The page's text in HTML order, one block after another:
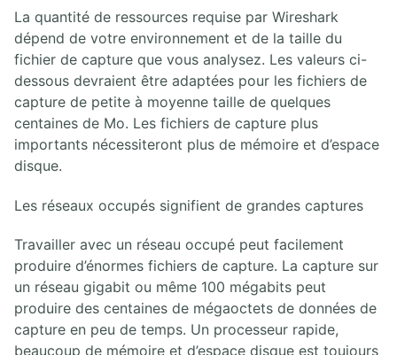
La quantité de ressources requise par Wireshark
dépend de votre environnement et de la taille du
fichier de capture que vous analysez. Les valeurs ci-
dessous devraient être adaptées pour les fichiers de
capture de petite à moyenne taille de quelques
centaines de Mo. Les fichiers de capture plus
importants nécessiteront plus de mémoire et d’espace
disque.
Les réseaux occupés signifient de grandes captures
Travailler avec un réseau occupé peut facilement
produire d’énormes fichiers de capture. La capture sur
un réseau gigabit ou même 100 mégabits peut
produire des centaines de mégaoctets de données de
capture en peu de temps. Un processeur rapide,
beaucoup de mémoire et d’espace disque est toujours